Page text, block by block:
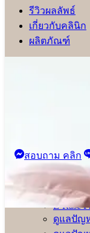
รีวิวผลลัพธ์
เกี่ยวกับคลินิก
ผลิตภัณฑ์
มาเด้ ค
Meso
Be U
ผิวใสด้ว
E-Rase
ดูแลปัญ
โปรแกรมร้อยไหม ย
เหมาะสำหรับผู้ไม่
หย่อนคล้อย ใบหน้า
สอบถาม คลิก